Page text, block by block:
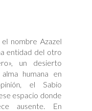
el nombre Azazel
entidad del otro
un desierto
humana en
el Sabio
espacio donde
ausente. En